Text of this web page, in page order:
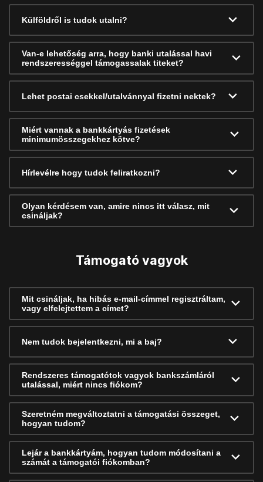
Külföldről is tudok utalni?
Van-e lehetőség arra, hogy banki utalással havi
rendszerességgel támogassalak titeket?
Lehet postai csekkel/utalvánnyal fizetni nektek?
Miért vannak a bankkártyás fizetések
minimumösszegekhez kötve?
Hírlevélre hogy tudok feliratkozni?
Olyan kérdésem van, amire nincs itt válasz, mit
csináljak?
Támogató vagyok
Mit csináljak, ha hibás e-mail-címmel regisztráltam,
vagy elfelejtettem a címet?
Nem tudok bejelentkezni, mi a baj?
Rendszeres támogatótok vagyok bankszámláról
utalással, miért nincs fiókom?
Szeretném megváltoztatni a támogatási összeget,
hogyan tudom?
Lejár a bankkártyám, hogyan tudom módosítani a
számát a támogatói fiókomban?